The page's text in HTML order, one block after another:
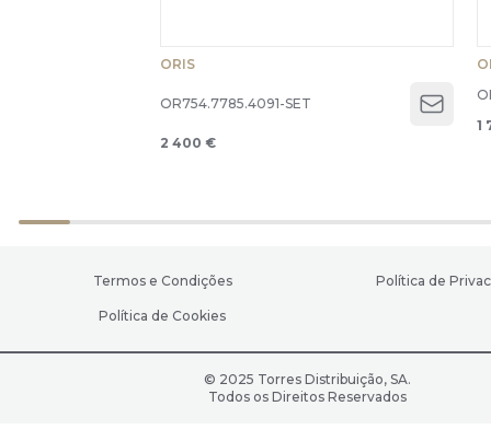
ORIS
OR754.7785.4091-SET
Open
2 400 €
1
Termos e Condições Política de
Política de Cookies
© 2025 Torres Distribuição, SA.
Todos os Direitos Reservados